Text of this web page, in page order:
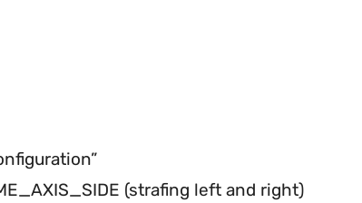
(strafing left and right)